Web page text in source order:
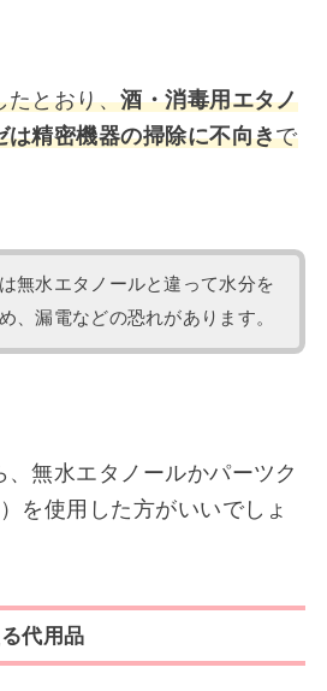
たとおり、酒・消毒用エタノ
は精密機器の掃除に不向きで
無水エタノールと違って水分を
、漏電などの恐れがあります。
無水エタノールかパーツク
を使用した方がいいでしょ
代用品